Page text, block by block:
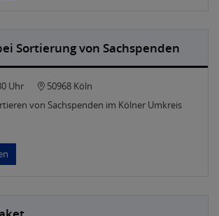
Sortierung von Sachspenden
Uhr
50968 Köln
von Sachspenden im Kölner Umkreis